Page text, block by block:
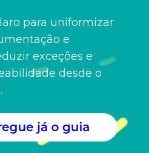
para uniformizar
e
exceções e
desde o